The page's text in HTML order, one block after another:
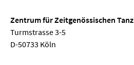
Zentrum für Zeitgenössischen Tanz
Turmstrasse 3-5
D-50733 Köln